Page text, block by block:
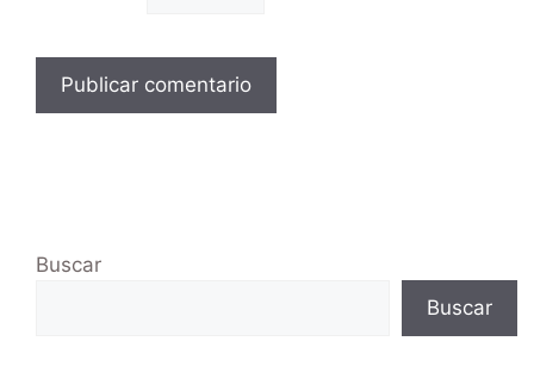
Buscar
Buscar